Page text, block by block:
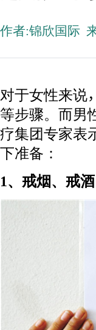
作者:锦欣国际
对于女性来说
等步骤。而男
疗集团专家表
下准备：
1、戒烟、戒酒